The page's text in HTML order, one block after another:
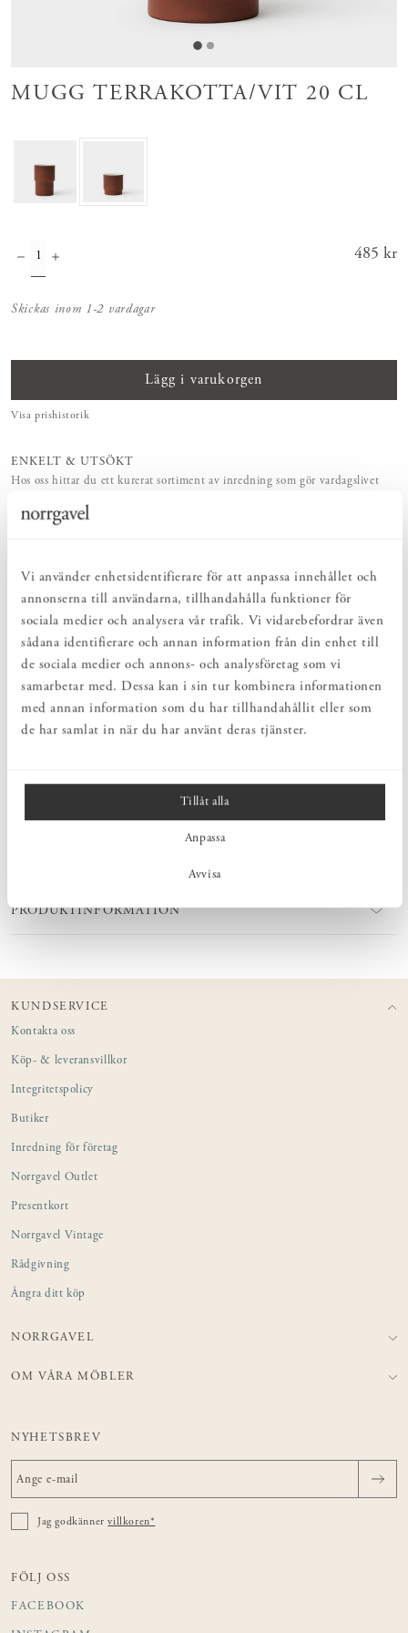
Vi använder enhetsidentifierare för att anpassa innehållet och
annonserna till användarna, tillhandahålla funktioner för
sociala medier och analysera vår trafik. Vi vidarebefordrar även
sådana identifierare och annan information från din enhet till
de sociala medier och annons- och analysföretag som vi
samarbetar med. Dessa kan i sin tur kombinera informationen
med annan information som du har tillhandahållit eller som
de har samlat in när du har använt deras tjänster.
Tillåt alla
Anpassa
Avvisa
MUGG TERRAKOTTA/VIT 20 CL
Pris :
485 kr
Skickas inom 1-2 vardagar
Lägg i varukorgen
Visa prishistorik
ENKELT & UTSÖKT
Hos oss hittar du ett kurerat sortiment av inredning som gör vardagslivet
NATURLIGT & LÅNGSIKTIGT
HARMONISK HELHET
Inredningsdetaljer som kompletterar möblerna och skapar en harmonisk
PRODUKTBESKRIVNING
medan insidan är glaserad med vit blank glasyr. Muggen rymmer
20 cl, går att stapla och tål maskindisk. Den är designad och
porslinsfabrik.
PRODUKTINFORMATION
KUNDSERVICE
Kontakta oss
Köp- & leveransvillkor
Integritetspolicy
Butiker
Inredning för företag
Norrgavel Outlet
Presentkort
Norrgavel Vintage
Rådgivning
Ångra ditt köp
NORRGAVEL
OM VÅRA MÖBLER
NYHETSBREV
Jag godkännervillkoren*
FÖLJ OSS
FACEBOOK